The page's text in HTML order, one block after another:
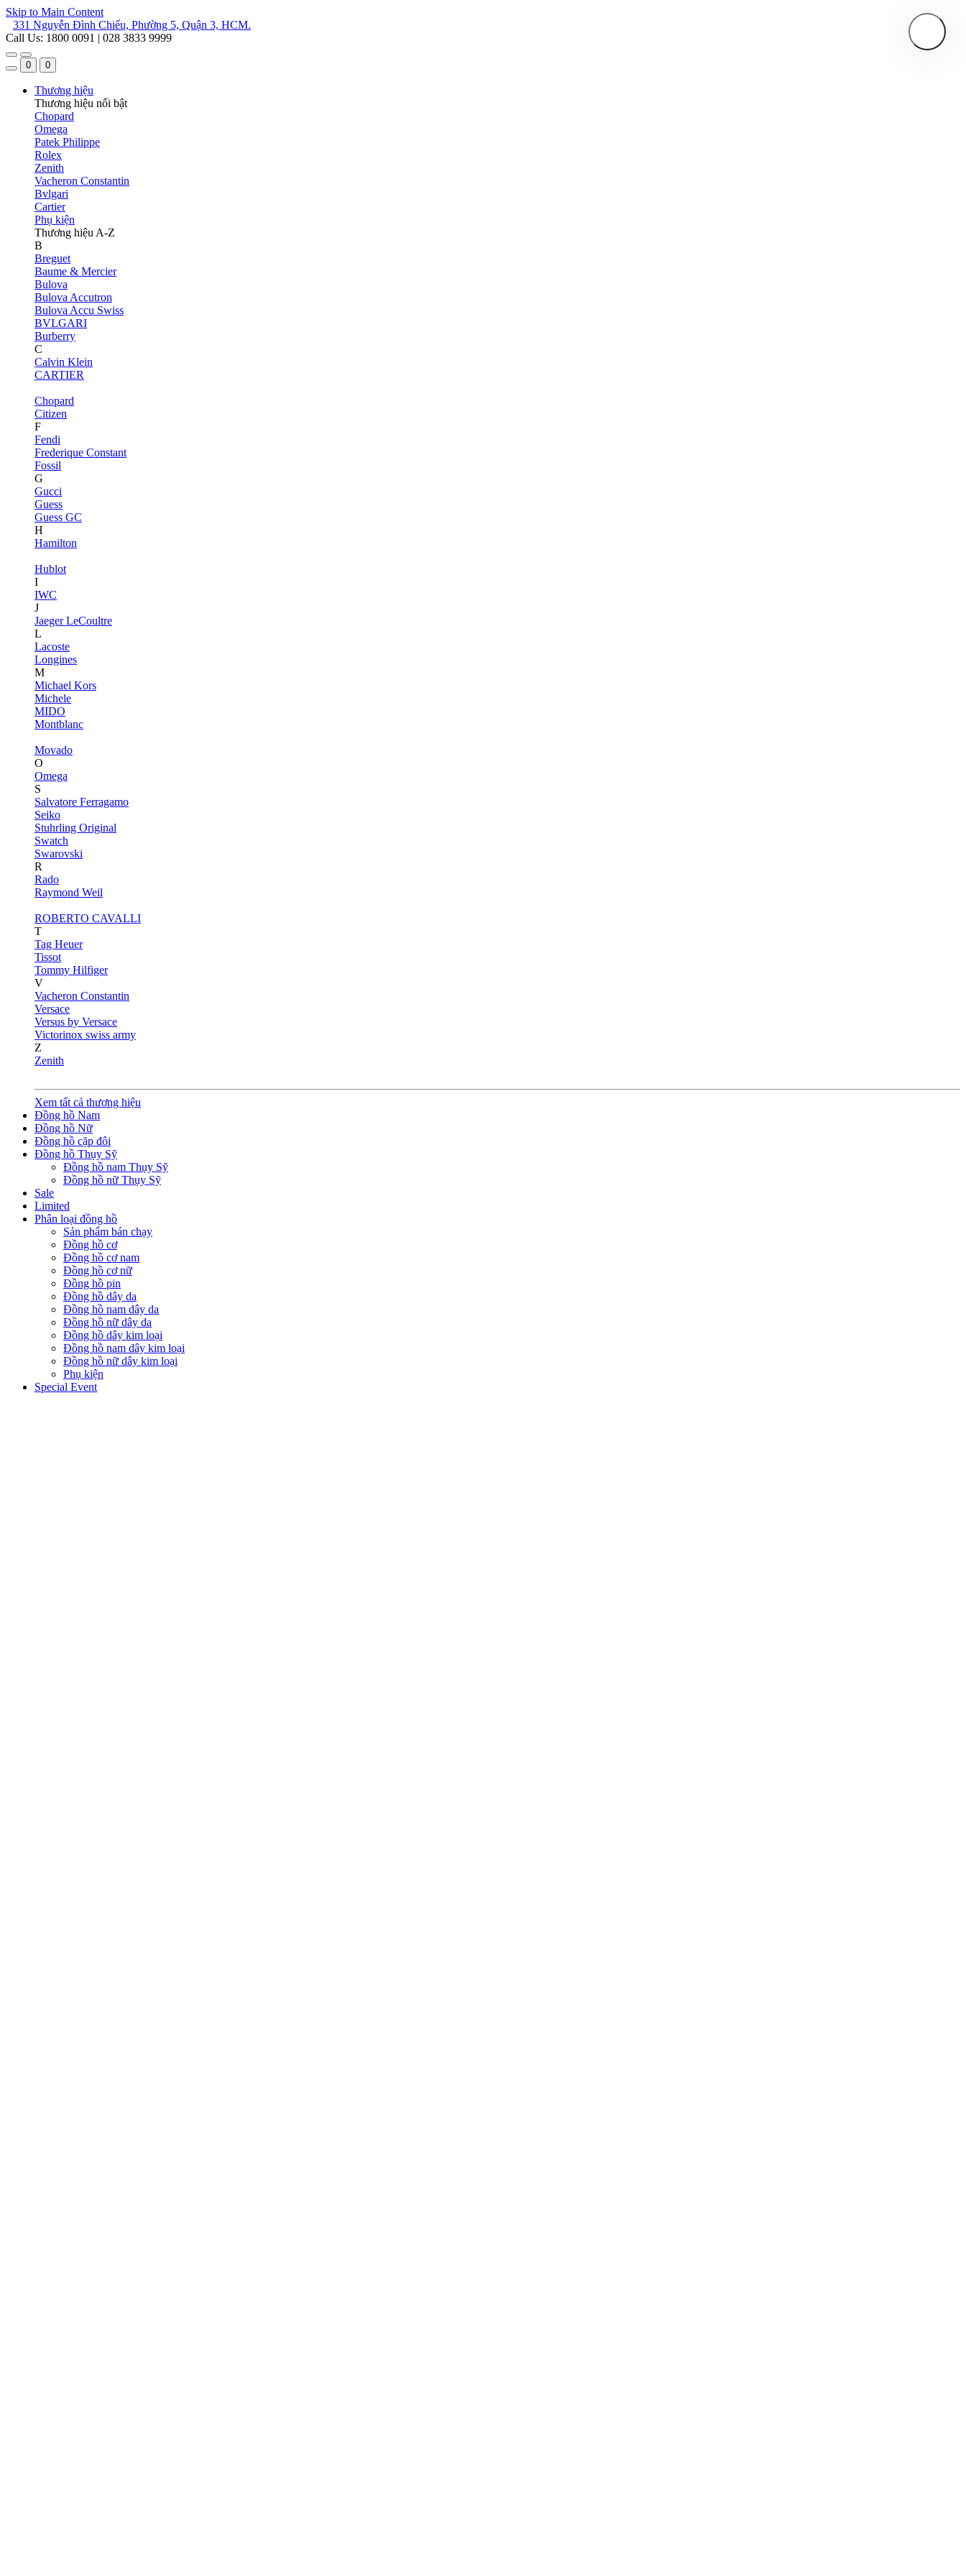
Skip to Main Content
331 Nguyễn Đình Chiểu, Phường 5, Quận 3, HCM.
Call Us: 1800 0091 | 028 3833 9999
0 0
Thương hiệu
Thương hiệu nổi bật
Chopard
Omega
Patek Philippe
Rolex
Zenith
Vacheron Constantin
Bvlgari
Cartier
Phụ kiện
Thương hiệu A-Z
B
Breguet
Baume & Mercier
Bulova
Bulova Accutron
Bulova Accu Swiss
BVLGARI
Burberry
C
Calvin Klein
CARTIER
Chopard
Citizen
F
Fendi
Frederique Constant
Fossil
G
Gucci
Guess
Guess GC
H
Hamilton
Hublot
I
IWC
J
Jaeger LeCoultre
L
Lacoste
Longines
M
Michael Kors
Michele
MIDO
Montblanc
Movado
O
Omega
S
Salvatore Ferragamo
Seiko
Stuhrling Original
Swatch
Swarovski
R
Rado
Raymond Weil
ROBERTO CAVALLI
T
Tag Heuer
Tissot
Tommy Hilfiger
V
Vacheron Constantin
Versace
Versus by Versace
Victorinox swiss army
Z
Zenith
Xem tất cả thương hiệu
Đồng hồ Nam
Đồng hồ Nữ
Đồng hồ cặp đôi
Đồng hồ Thụy Sỹ
Đồng hồ nam Thụy Sỹ
Đồng hồ nữ Thụy Sỹ
Sale
Limited
Phân loại đồng hồ
Sản phẩm bán chạy
Đồng hồ cơ
Đồng hồ cơ nam
Đồng hồ cơ nữ
Đồng hồ pin
Đồng hồ dây da
Đồng hồ nam dây da
Đồng hồ nữ dây da
Đồng hồ dây kim loại
Đồng hồ nam dây kim loại
Đồng hồ nữ dây kim loại
Phụ kiện
Special Event